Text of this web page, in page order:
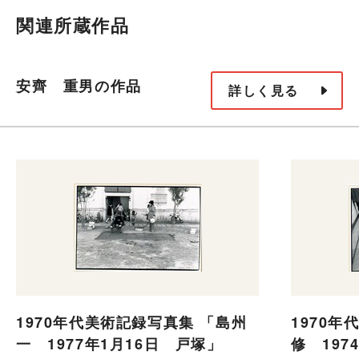
関連所蔵作品
安齊 重男の作品 詳しく見る
1970年代美術記録写真集 「島州
一 1977年1月16日 戸塚」
1970年
修 1974